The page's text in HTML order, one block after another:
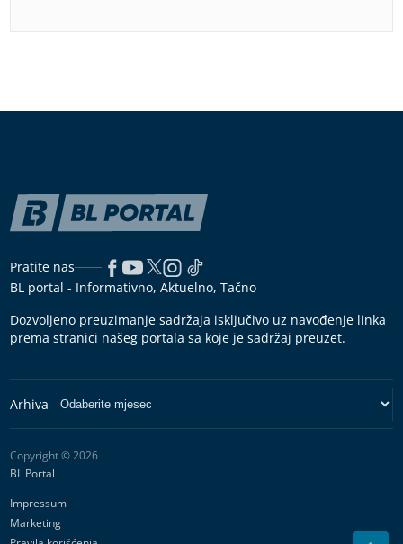
Pratite nas
BL portal - Informativno, Aktuelno, Tačno
Dozvoljeno preuzimanje sadržaja isključivo uz navođenje linka
prema stranici našeg portala sa koje je sadržaj preuzet.
Copyright © 2026
BL Portal
Impressum
Marketing